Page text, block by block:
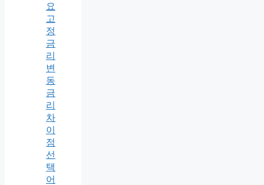
요
고
정
금
리
변
동
금
리
차
이
점
선
택
어